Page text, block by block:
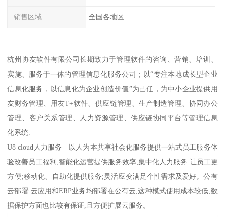
销售区域 全国各地区
杭州协友软件有限公司长期致力于管理软件的咨询、营销、培训、
实施、服务于一体的管理信息化服务公司；以“专注本地成长型企业
信息化服务，以信息化为企业创造价值”为己任，为中小企业提供用
友财务管理、用友T+软件、供应链管理、生产制造管理、协同办公
管理、客户关系管理、人力资源管理、供应链协同平台等管理信息
化系统.
U8 cloud人力服务—以人为本共享社会化服务提供一站式员工服务体
验改善员工福利;智能化运营提供服务效率;集中化人力服务 让员工更
方便;移动化、自助化提供服务;灵活应变满足个性需求及爱好。公有
云部署:云应用和ERP业务均部署在公有云,这种模式使用成本较低,数
据保护方面也比较有保证,且方便扩展云服务。